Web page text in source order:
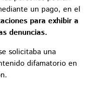
un pago, en el
para exhibir a
denuncias.
solicitaba una
difamatorio en